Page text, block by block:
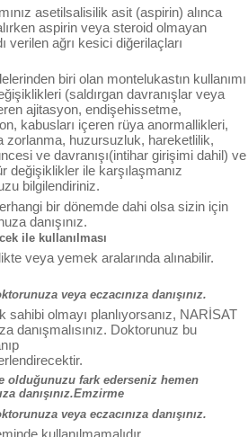
asetilsalisilik asit (aspirin) alınca
aspirin veya steroid olmayan
verilen ağrı kesici diğerilaçları
biri olan montelukastın kullanımı
(saldırgan davranışlar veya
ajitasyon, endişehissetme,
kabusları içeren rüya anormallikleri,
zorlanma, huzursuzluk, hareketlilik,
ve davranışı(intihar girişimi dahil) ve
değişiklikler ile karşılaşmanız
bilgilendiriniz.
bir dönemde dahi olsa sizin için
danışınız.
ile kullanılması
veya yemek aralarında alınabilir.
veya eczacınıza danışınız.
olmayı planlıyorsanız, NARİSAT
danışmalısınız. Doktorunuz bu
olduğunuzu fark ederseniz hemen
danışınız.Emzirme
veya eczacınıza danışınız.
kullanılmamalıdır.